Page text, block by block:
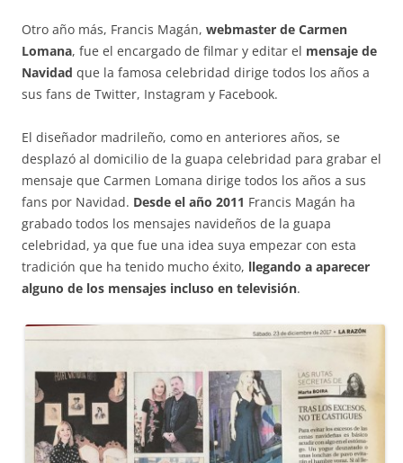
Otro año más, Francis Magán, webmaster de Carmen
Lomana, fue el encargado de filmar y editar el mensaje de
Navidad que la famosa celebridad dirige todos los años a
sus fans de Twitter, Instagram y Facebook.
El diseñador madrileño, como en anteriores años, se
desplazó al domicilio de la guapa celebridad para grabar el
mensaje que Carmen Lomana dirige todos los años a sus
fans por Navidad. Desde el año 2011 Francis Magán ha
grabado todos los mensajes navideños de la guapa
celebridad, ya que fue una idea suya empezar con esta
tradición que ha tenido mucho éxito, llegando a aparecer
alguno de los mensajes incluso en televisión.